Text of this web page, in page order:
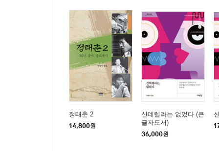
-달지 않은 진국 막걸리
6부 현명한 소비가 위대한 식재료를 낳는다
-소비자와 유통의 중요성
-마트와 생협 사용법
-인터넷 쇼핑 바로 하기
-재래시장 사용법
-농사 체험의 중요성
-귀 명창이 명창을 키운다
정태춘 2
14,800원
신데렐라는 없었다 (큰
글자도서)
36,000원